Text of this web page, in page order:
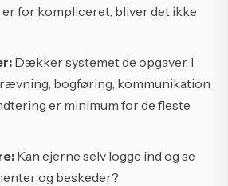
er for kompliceret, bliver det ikke
Dækker systemet de opgaver, I
bogføring, kommunikation
er minimum for de fleste
Kan ejerne selv logge ind og se
og beskeder?